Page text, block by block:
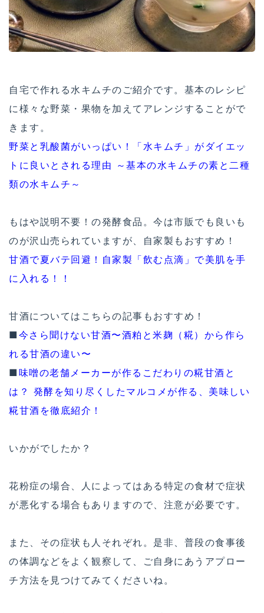
自宅で作れる水キムチのご紹介です。基本のレシピ
に様々な野菜・果物を加えてアレンジすることがで
きます。
野菜と乳酸菌がいっぱい！「水キムチ」がダイエッ
トに良いとされる理由 ～基本の水キムチの素と二種
類の水キムチ～
もはや説明不要！の発酵食品。今は市販でも良いも
のが沢山売られていますが、自家製もおすすめ！
甘酒で夏バテ回避！自家製「飲む点滴」で美肌を手
に入れる！！
甘酒についてはこちらの記事もおすすめ！
■ 今さら聞けない甘酒〜酒粕と米麹（糀）から作ら
れる甘酒の違い〜
■ 味噌の老舗メーカーが作るこだわりの糀甘酒と
は？ 発酵を知り尽くしたマルコメが作る、美味しい
糀甘酒を徹底紹介！
いかがでしたか？
花粉症の場合、人によってはある特定の食材で症状
が悪化する場合もありますので、注意が必要です。
また、その症状も人それぞれ。是非、普段の食事後
の体調などをよく観察して、ご自身にあうアプロー
チ方法を見つけてみてくださいね。